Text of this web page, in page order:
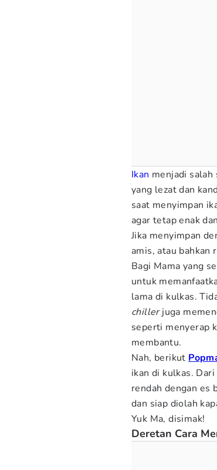
Ikan menjadi salah
yang lezat dan
saat menyimpan
agar tetap enak
Jika menyimpan
amis, atau bahkan
Bagi Mama yang
untuk
lama di kulkas.
chillerjuga
seperti menyerap
membantu.
Nah, berikut
ikan di kulkas.
rendah dengan es
dan siap diolah
Yuk Ma, disimak!
Deretan Cara